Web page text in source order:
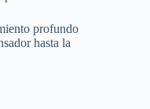
profundo
hasta la